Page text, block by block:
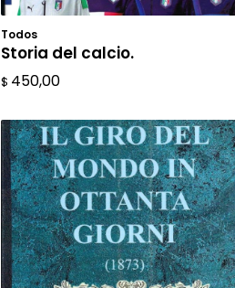
Todos
Storia del calcio.
$ 450,00